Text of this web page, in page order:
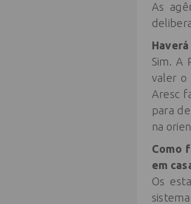
As
Sim. A
valer o
Aresc
para
na
Como
em
Os